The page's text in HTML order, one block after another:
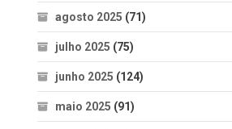
agosto 2025 (71)
julho 2025 (75)
junho 2025 (124)
maio 2025 (91)